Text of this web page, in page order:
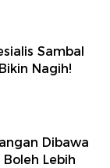
Sambal
Nagih!
Dibawa
Lebih